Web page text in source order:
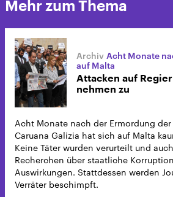
Mehr zum Thema
Acht Monate
auf Malta
Attacken auf
nehmen zu
Acht Monate nach der Ermordung
Caruana Galizia hat sich auf Malta
Keine Täter wurden verurteilt und
Recherchen über staatliche
Auswirkungen. Stattdessen werden
Verräter beschimpft.